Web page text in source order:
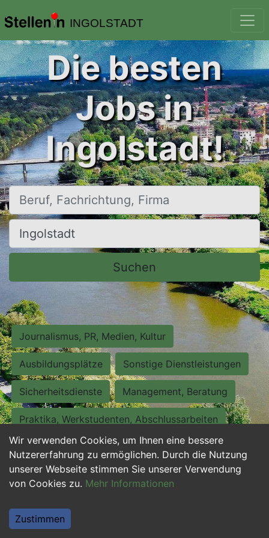
INGOLSTADT
Wir verwenden Cookies, um Ihnen eine bessere
Nutzererfahrung zu ermöglichen. Durch die Nutzung
unserer Webseite stimmen Sie unserer Verwendung
von Cookies zu. Mehr Informationen
Zustimmen
Die besten
Jobs in
Ingolstadt!
Beruf, Fachrichtung, Firma
Ort, Stadt
Suchen
Journalismus, PR, Medien, Kultur
Ausbildungsplätze Sonstige Dienstleistungen
Sicherheitsdienste Management, Beratung
Praktika, Werkstudenten, Abschlussarbeiten
Personalwesen Assistenz, Sekretariat
Hilfskräfte, Aushilfs- und Nebenjobs
Weiterbildung, Studium, duale Ausbildung